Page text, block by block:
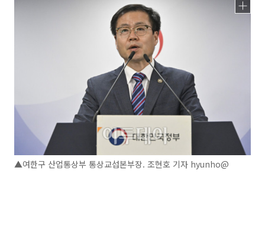
▲여한구 산업통상부 통상교섭본부장. 조현호 기자 hyunho@